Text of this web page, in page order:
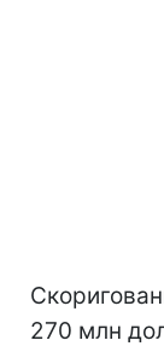
270 млн